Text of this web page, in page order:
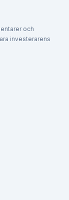
och
investerarens